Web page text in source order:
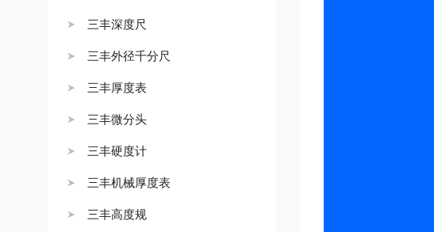
三丰深度尺
三丰外径千分尺
三丰厚度表
三丰微分头
三丰硬度计
三丰机械厚度表
三丰高度规